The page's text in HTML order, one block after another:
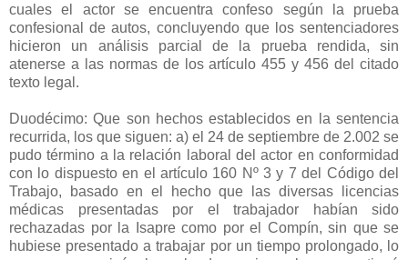
cuales el actor se encuentra confeso según la prueba
confesional de autos, concluyendo que los sentenciadores
hicieron un análisis parcial de la prueba rendida, sin
atenerse a las normas de los artículo 455 y 456 del citado
texto legal.
Duodécimo: Que son hechos establecidos en la sentencia
recurrida, los que siguen: a) el 24 de septiembre de 2.002 se
pudo término a la relación laboral del actor en conformidad
con lo dispuesto en el artículo 160 Nº 3 y 7 del Código del
Trabajo, basado en el hecho que las diversas licencias
médicas presentadas por el trabajador habían sido
rechazadas por la Isapre como por el Compín, sin que se
hubiese presentado a trabajar por un tiempo prolongado, lo